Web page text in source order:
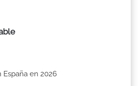
España en 2026